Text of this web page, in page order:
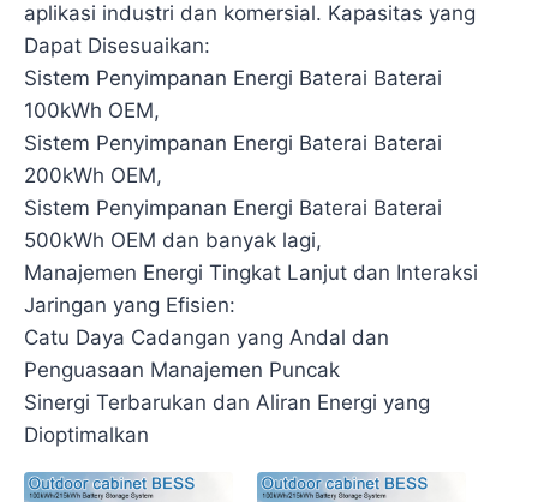
aplikasi industri dan komersial. Kapasitas yang
Dapat Disesuaikan:
Sistem Penyimpanan Energi Baterai Baterai
100kWh OEM,
Sistem Penyimpanan Energi Baterai Baterai
200kWh OEM,
Sistem Penyimpanan Energi Baterai Baterai
500kWh OEM dan banyak lagi,
Manajemen Energi Tingkat Lanjut dan Interaksi
Jaringan yang Efisien:
Catu Daya Cadangan yang Andal dan
Penguasaan Manajemen Puncak
Sinergi Terbarukan dan Aliran Energi yang
Dioptimalkan